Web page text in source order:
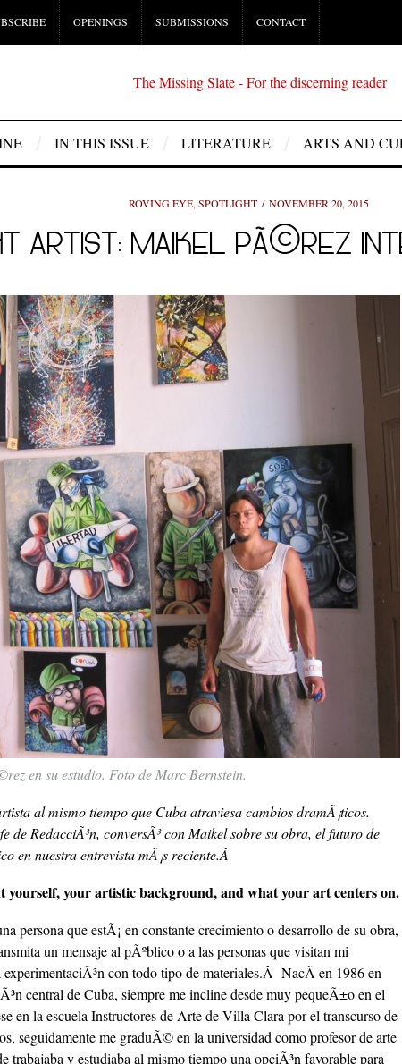
OPENINGS SUBMISSIONS CONTACT
IN THIS ISSUE LITERATURE ARTS AND
ROVING EYE, SPOTLIGHT NOVEMBER 20, 2015
ARTIST: MAIKEL PÃ©REZ
en su estudio. Foto de Marc Bernstein.
al mismo tiempo que Cuba atraviesa cambios dramÃ¡ticos.
de RedacciÃ³n, conversÃ³ con Maikel sobre su obra, el futuro de
en nuestra entrevista mÃ¡s reciente.Â
yourself, your artistic background, and what your art centers on.
persona que estÃ¡ en constante crecimiento o desarrollo de su obra,
un mensaje al pÃºblico o a las personas que visitan mi
con todo tipo de materiales.Â NacÃ­ en 1986 en
central de Cuba, siempre me incline desde muy pequeÃ±o en el
en la escuela Instructores de Arte de Villa Clara por el transcurso de
seguidamente me graduÃ© en la universidad como profesor de arte
trabajaba y estudiaba al mismo tiempo una opciÃ³n favorable para